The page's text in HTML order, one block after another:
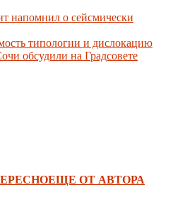
напомнил о сейсмически
типологии и дислокацию
обсудили на Градсовете
ЕЩЕ ОТ АВТОРА